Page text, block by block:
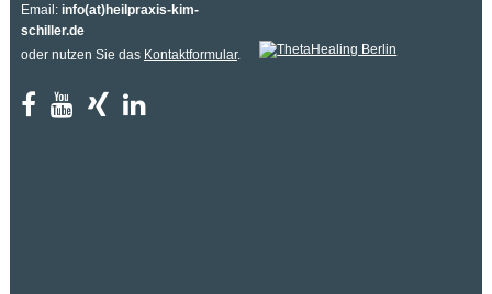
Email: info(at)heilpraxis-kim-
schiller.de
oder nutzen Sie das Kontaktformular.